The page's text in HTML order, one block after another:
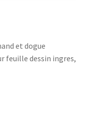
et dogue
feuille dessin ingres,